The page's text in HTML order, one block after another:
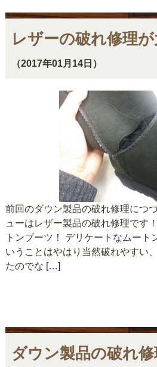
レザーの破れ修理が
（2017年01月14日）
前回のダウン製品の破れ修理につ
ューはレザー製品の破れ修理です
トンブーツ！ デリケートなムート
いうことはやはり当然破れやすい
たのでな […]
ダウン製品の破れ